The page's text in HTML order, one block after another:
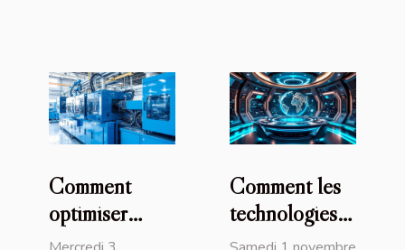
Comment
optimiser
votre
Comment les
technologies
de pointe